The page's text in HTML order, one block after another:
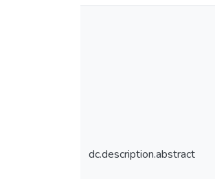
dc.description.abstract